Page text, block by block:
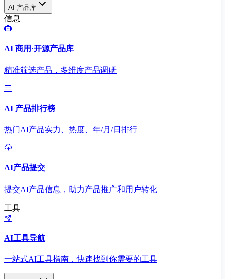
AI 产品库
信息
AI 商用·开源产品库
精准筛选产品，多维度产品调研
AI 产品排行榜
热门AI产品实力、热度、年/月/日排行
AI产品提交
提交AI产品信息，助力产品推广和用户转化
工具
AI工具导航
一站式AI工具指南，快速找到你需要的工具